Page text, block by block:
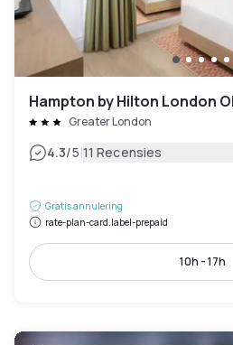
Hampton by Hilton London
Greater London
4.3/5|11 Recensies
Gratis annulering
rate-plan-card.label-prepaid
10h - 17h